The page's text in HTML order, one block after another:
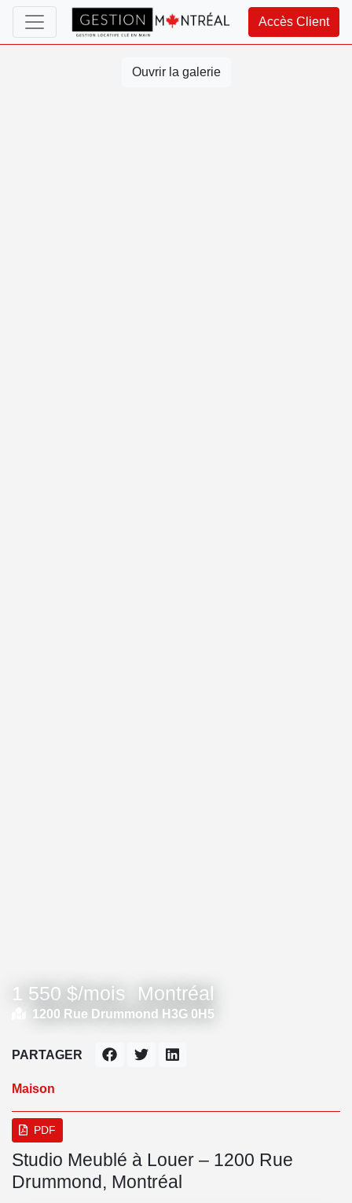
Accès Client
Ouvrir la galerie
1 550 $/mois Montréal
1200 Rue Drummond H3G 0H5
Maison
PARTAGER
PDF
Studio Meublé à Louer – 1200 Rue
Drummond, Montréal